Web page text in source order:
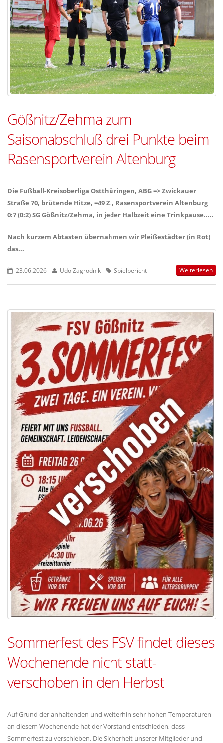
Gößnitz/Zehma zum
Saisonabschluß drei Punkte beim
Rasensportverein Altenburg
Die Fußball-Kreisoberliga Ostthüringen, ABG => Zwickauer
Straße 70, brütende Hitze, =49 Z., Rasensportverein Altenburg
0:7 (0:2) SG Gößnitz/Zehma, in jeder Halbzeit eine Trinkpause.....
Nach kurzem Abtasten übernahmen wir Pleißestädter (in Rot)
das...
23.06.2026 Udo Zagrodnik Spielbericht Weiterlesen
Sommerfest des FSV findet dieses
Wochenende nicht statt-
verschoben in den Herbst
Auf Grund der anhaltenden und weiterhin sehr hohen Temperaturen
an diesem Wochenende hat der Vorstand entschieden, dass
Sommerfest zu verschieben. Die Sicherheit unserer Mitglieder und